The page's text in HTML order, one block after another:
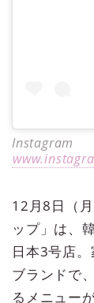
Instagram
12月8日（
ップ」は、
日本3号店
ブランドで
るメニュー